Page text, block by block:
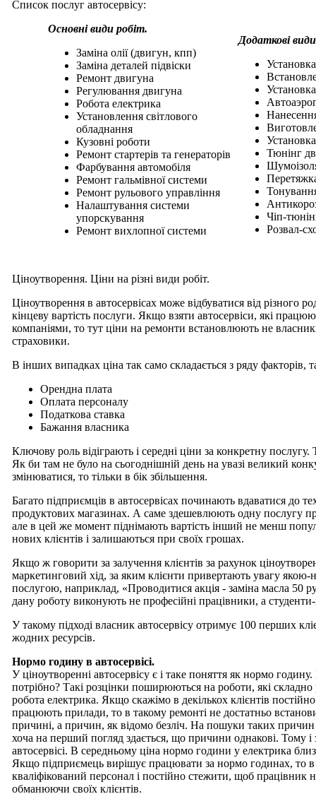
Список послуг автосервісу:
Основні види робіт.
Заміна олії (двигун, кпп)
Заміна деталей підвіски
Ремонт двигуна
Регулювання двигуна
Робота електрика
Установлення світлового
обладнання
Кузовні роботи
Ремонт стартерів та генераторів
Фарбування автомобіля
Ремонт гальмівної системи
Ремонт рульового управління
Налаштування системи
упорскування
Ремонт вихлопної системи
Додаткові
Тюнінг
Чіп-
Розвал-
Ціноутворення. Ціни на різні види робіт.
Ціноутворення в автосервісах може відбуватися від різного
кінцеву вартість послуги. Якщо взяти автосервіси, які
компаніями, то тут ціни на ремонти встановлюють не
страховики.
В інших випадках ціна так само складається з ряду факторів,
Орендна плата
Оплата персоналу
Податкова ставка
Бажання власника
Ключову роль відіграють і середні ціни за конкретну послугу.
Як би там не було на сьогоднішній день на увазі великий
змінюватися, то тільки в бік збільшення.
Багато підприємців в автосервісах починають вдаватися до
продуктових магазинах. А саме здешевлюють одну послугу
але в цей же момент піднімають вартість інший не менш
нових клієнтів і залишаються при своїх грошах.
Якщо ж говорити за залучення клієнтів за рахунок
маркетинговий хід, за яким клієнти привертають увагу
послугою, наприклад, «Проводитися акція - заміна масла 50
дану роботу виконують не професійні працівники, а
У такому підході власник автосервісу отримує 100 перших
жодних ресурсів.
Нормо годину в автосервісі.
У ціноутворенні автосервісу є і таке поняття як нормо
потрібно? Такі розцінки поширюються на роботи, які
робота електрика. Якщо скажімо в декількох клієнтів
працюють прилади, то в такому ремонті не достатньо
причині, а причин, як відомо безліч. На пошуки таких причин
хоча на перший погляд здається, що причини однакові. Тому
автосервісі. В середньому ціна нормо години у електрика
Якщо підприємець вирішує працювати за нормо годинах, то в
кваліфікований персонал і постійно стежити, щоб
обманюючи своїх клієнтів.